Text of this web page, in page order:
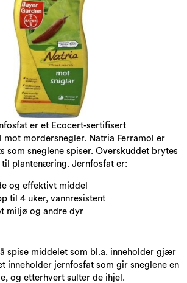
er et Ecocert-sertifisert
mot mordersnegler. Natria Ferramol er
som sneglene spiser. Overskuddet brytes
plantenæring. Jernfosfat er:
og effektivt middel
til 4 uker, vannresistent
miljø og andre dyr
spise middelet som bl.a. inneholder gjær
inneholder jernfosfat som gir sneglene en
og etterhvert sulter de ihjel.